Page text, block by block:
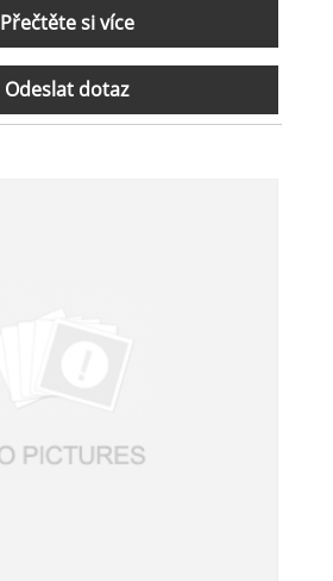
Přečtěte si více
Odeslat dotaz